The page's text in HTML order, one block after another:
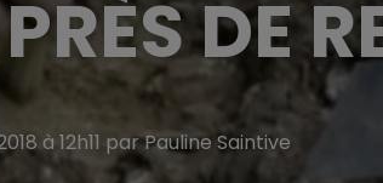
DE
à 12h11 par Pauline Saintive